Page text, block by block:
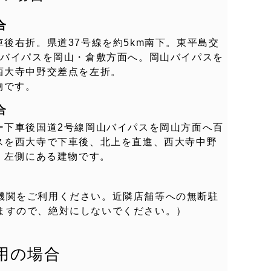
右折。県道37号線を約5km南下。東平島交
イパスを岡山・倉敷方面へ。岡山バイパスを
寺中野交差点を左折。
す。
車後国道2号線岡山バイパスを岡山方面へ百
西大寺で下車後、北上を直進、西大寺中野
側にある建物です。
関をご利用ください。近隣店舗等への無断駐
ので、絶対にしないでください。）
の場合